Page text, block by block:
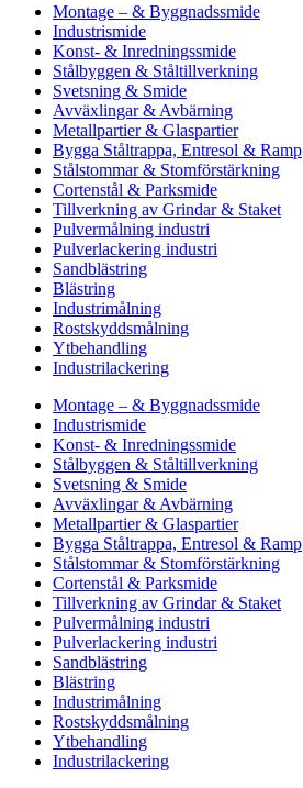
Montage – & Byggnadssmide
Industrismide
Konst- & Inredningssmide
Stålbyggen & Ståltillverkning
Svetsning & Smide
Avväxlingar & Avbärning
Metallpartier & Glaspartier
Bygga Ståltrappa, Entresol & Ramp
Stålstommar & Stomförstärkning
Cortenstål & Parksmide
Tillverkning av Grindar & Staket
Pulvermålning industri
Pulverlackering industri
Sandblästring
Blästring
Industrimålning
Rostskyddsmålning
Ytbehandling
Industrilackering
Montage – & Byggnadssmide
Industrismide
Konst- & Inredningssmide
Stålbyggen & Ståltillverkning
Svetsning & Smide
Avväxlingar & Avbärning
Metallpartier & Glaspartier
Bygga Ståltrappa, Entresol & Ramp
Stålstommar & Stomförstärkning
Cortenstål & Parksmide
Tillverkning av Grindar & Staket
Pulvermålning industri
Pulverlackering industri
Sandblästring
Blästring
Industrimålning
Rostskyddsmålning
Ytbehandling
Industrilackering